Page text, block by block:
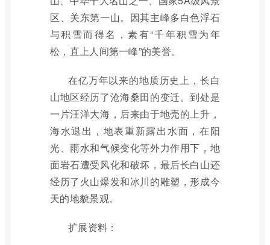
区、关东第一山。因其主峰多白色浮石
与积雪而得名，素有“千年积雪为年
松，直上人间第一峰”的美誉。
在亿万年以来的地质历史上，长白
山地区经历了沧海桑田的变迁。到处是
一片汪洋大海，后来由于地壳的上升，
海水退出，地表重新露出水面，在阳
光、雨水和气候变化等外力作用下，地
面岩石遭受风化和破坏，最后长白山还
经历了火山爆发和冰川的雕塑，形成今
天的地貌景观。
扩展资料：